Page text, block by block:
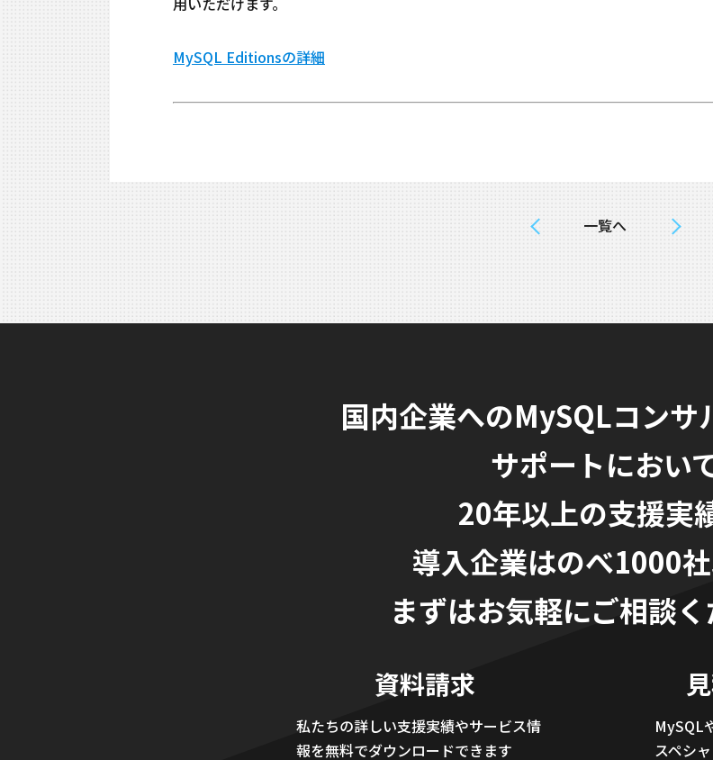
MySQL Editionsの詳細
一覧へ
国内企業へのMySQLコンサ
サポートにおい
20年以上の支援実
導入企業はのべ1000社
まずはお気軽にご相談く
資料請求
私たちの詳しい支援実績やサービス情
報を無料でダウンロードできます
MySQL
スペシ